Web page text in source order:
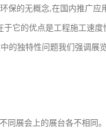
保的无概念,在国内推广应
于它的优点是工程施工速度
的独特性问题我们强调展
同展会上的展台各不相同